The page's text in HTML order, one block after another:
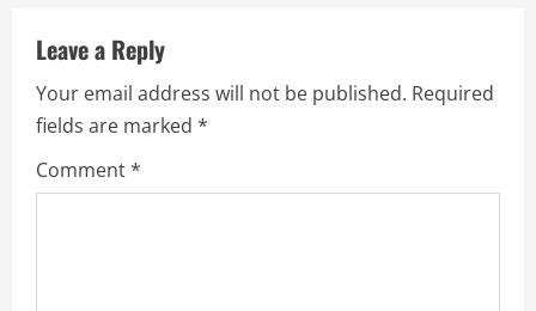
e
R
e
Leave a Reply
Your email address will not be published. Required
fields are marked *
Comment*